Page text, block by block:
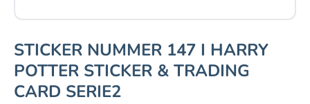
STICKER NUMMER 147 I HARRY
POTTER STICKER & TRADING
CARD SERIE2